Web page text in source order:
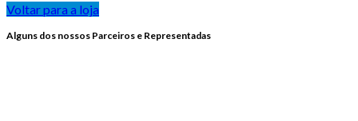
Voltar para a loja
Alguns dos nossos Parceiros e Representadas